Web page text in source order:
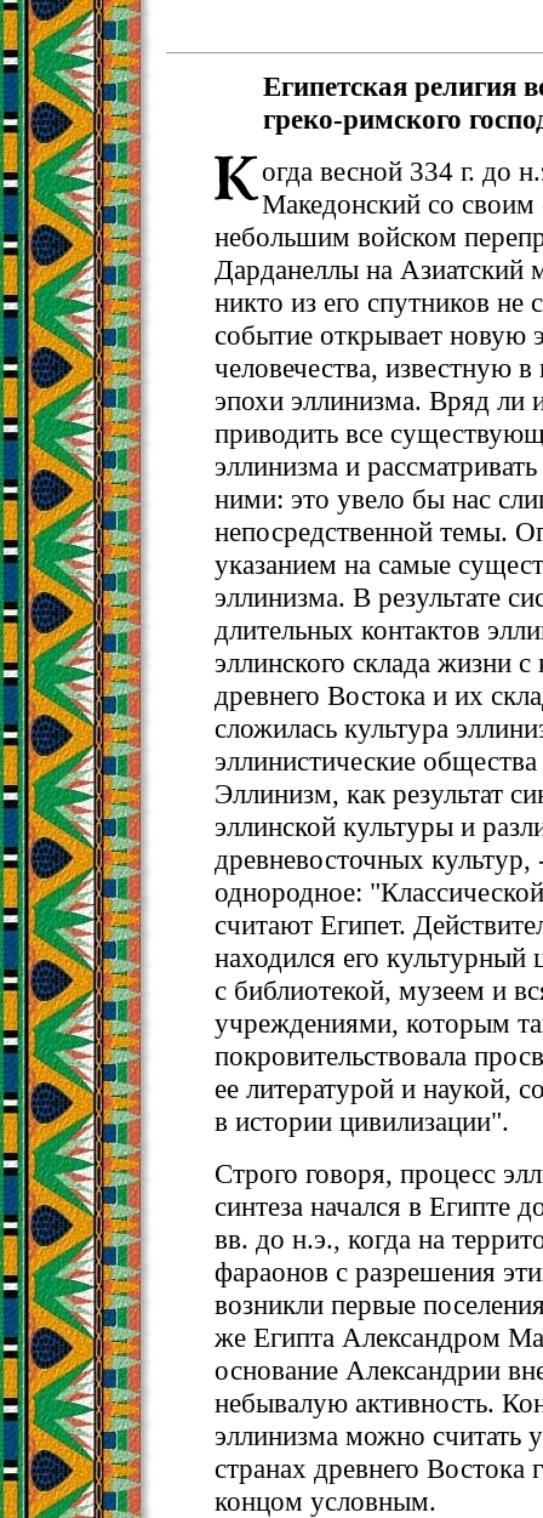
Египетская религия
греко-римского
огда весной 334 г. до
Македонский со своим
небольшим войском
Дарданеллы на Азиатский
никто из его спутников не
событие открывает новую
человечества, известную
эпохи эллинизма. Вряд ли
приводить все
эллинизма и
ними: это увело бы нас
непосредственной темы.
указанием на самые
эллинизма. В результате
длительных контактов
эллинского склада жизни
древнего Востока и их
сложилась культура
эллинистические общества
Эллинизм, как результат
эллинской культуры и
древневосточных культур,
однородное:
считают Египет.
находился его культурный
с библиотекой, музеем и
учреждениями, которым
покровительствовала
ее литературой и наукой,
в истории цивилизации".
Строго говоря, процесс
синтеза начался в Египте
вв. до н.э., когда на
фараонов с разрешения
возникли первые
же Египта Александром
основание Александрии
небывалую активность.
эллинизма можно считать
странах древнего Востока
концом условным.